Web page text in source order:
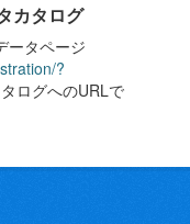
カタログ
ータページ
?
ログへのURLで